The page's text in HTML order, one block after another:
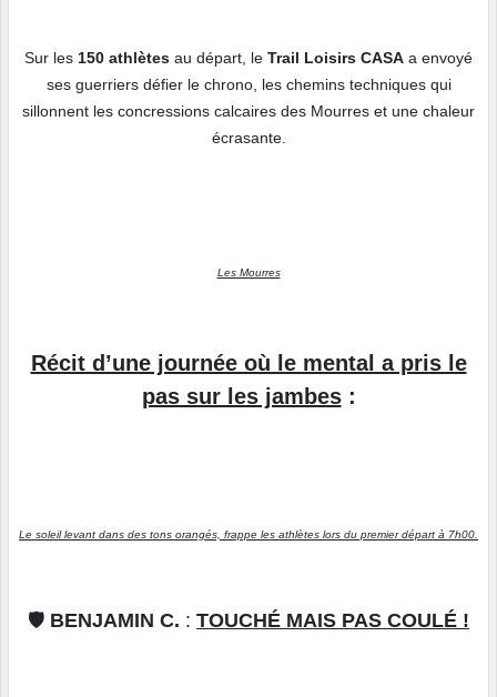
Sur les 150 athlètes au départ, le Trail Loisirs CASA a envoyé
ses guerriers défier le chrono, les chemins techniques qui
sillonnent les concressions calcaires des Mourres et une chaleur
écrasante.
Les Mourres
Récit d’une journée où le mental a pris le
pas sur les jambes:
Le soleil levant dans des tons orangés, frappe les athlètes lors du premier départ à 7h00.
🛡️ BENJAMIN C. : TOUCHÉ MAIS PAS COULÉ !